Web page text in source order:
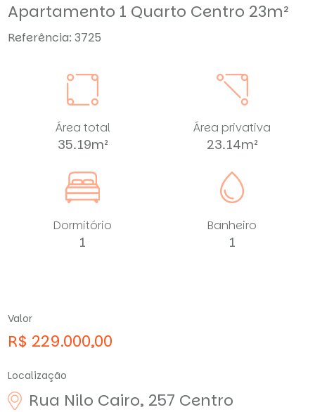
Apartamento 1 Quarto Centro 23m²
Referência: 3725
Área total
35.19m²
Área privativa
23.14m²
Dormitório
1
Banheiro
1
Valor
R$ 229.000,00
Localização
Rua Nilo Cairo, 257 Centro